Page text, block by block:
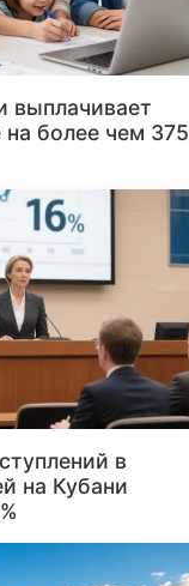
выплачивает
более чем 375
в
на Кубани